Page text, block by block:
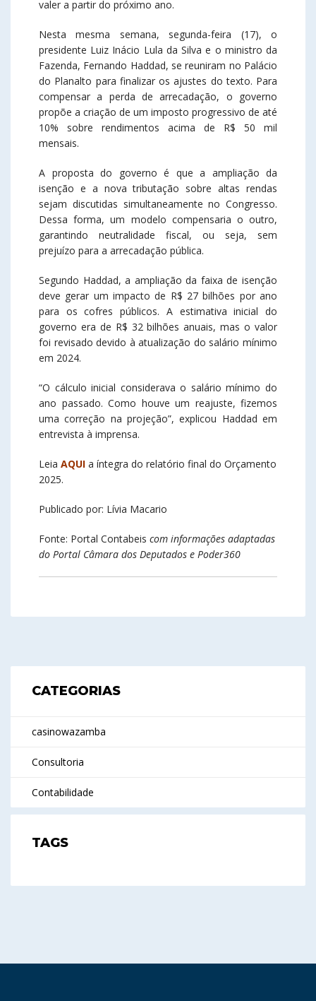
valer a partir do próximo ano.
Nesta mesma semana, segunda-feira (17), o
presidente Luiz Inácio Lula da Silva e o ministro da
Fazenda, Fernando Haddad, se reuniram no Palácio
do Planalto para finalizar os ajustes do texto. Para
compensar a perda de arrecadação, o governo
propõe a criação de um imposto progressivo de até
10% sobre rendimentos acima de R$ 50 mil
mensais.
A proposta do governo é que a ampliação da
isenção e a nova tributação sobre altas rendas
sejam discutidas simultaneamente no Congresso.
Dessa forma, um modelo compensaria o outro,
garantindo neutralidade fiscal, ou seja, sem
prejuízo para a arrecadação pública.
Segundo Haddad, a ampliação da faixa de isenção
deve gerar um impacto de R$ 27 bilhões por ano
para os cofres públicos. A estimativa inicial do
governo era de R$ 32 bilhões anuais, mas o valor
foi revisado devido à atualização do salário mínimo
em 2024.
“O cálculo inicial considerava o salário mínimo do
ano passado. Como houve um reajuste, fizemos
uma correção na projeção”, explicou Haddad em
entrevista à imprensa.
Leia AQUI a íntegra do relatório final do Orçamento
2025.
Publicado por: Lívia Macario
Fonte: Portal Contabeis com informações adaptadas
do Portal Câmara dos Deputados e Poder360
CATEGORIAS
casinowazamba
Consultoria
Contabilidade
TAGS